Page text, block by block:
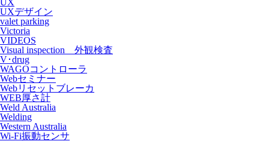
UX
UXデザイン
valet parking
Victoria
VIDEOS
Visual inspection 外観検査
V･drug
WAGOコントローラ
Webセミナー
Webリセットブレーカ
WEB厚さ計
Weld Australia
Welding
Western Australia
Wi-Fi振動センサ